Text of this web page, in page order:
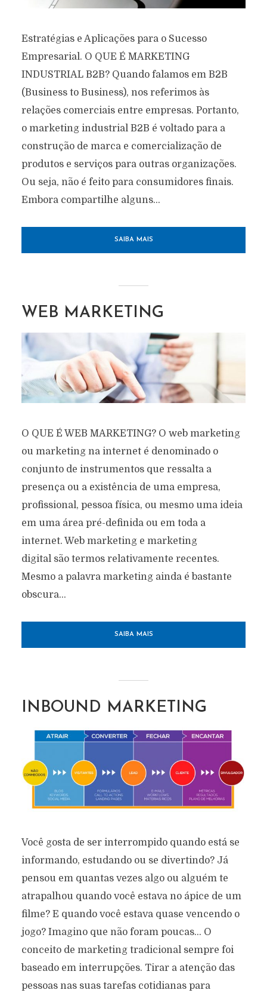
EM RESULTADOS
PLANEJAMENTO E ASSESSORIA DE
MARKETING
Estratégias e Aplicações para o Sucesso
Empresarial. O QUE É MARKETING
INDUSTRIAL B2B? Quando falamos em B2B
(Business to Business), nos referimos às
relações comerciais entre empresas. Portanto,
o marketing industrial B2B é voltado para a
construção de marca e comercialização de
produtos e serviços para outras organizações.
Ou seja, não é feito para consumidores finais.
Embora compartilhe alguns...
SAIBA MAIS
WEB MARKETING
O QUE É WEB MARKETING? O web marketing
ou marketing na internet é denominado o
conjunto de instrumentos que ressalta a
presença ou a existência de uma empresa,
profissional, pessoa física, ou mesmo uma ideia
em uma área pré-definida ou em toda a
internet. Web marketing e marketing
digital são termos relativamente recentes.
Mesmo a palavra marketing ainda é bastante
obscura...
SAIBA MAIS
INBOUND MARKETING
Você gosta de ser interrompido quando está se
informando, estudando ou se divertindo? Já
pensou em quantas vezes algo ou alguém te
atrapalhou quando você estava no ápice de um
filme? E quando você estava quase vencendo o
jogo? Imagino que não foram poucas… O
conceito de marketing tradicional sempre foi
baseado em interrupções. Tirar a atenção das
pessoas nas suas tarefas cotidianas para